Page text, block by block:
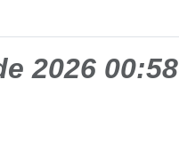
2026 00:58